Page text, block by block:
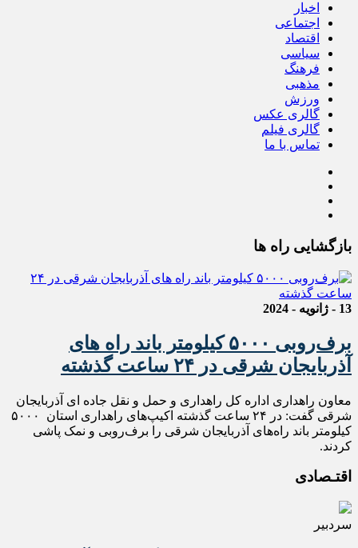
اخبار
اجتماعی
اقتصاد
سیاسی
فرهنگ
مذهبی
ورزش
گالری عکس
گالری فیلم
تماس با ما
بازگشایی راه ها
13 - ژانویه - 2024
برف‌روبی ۵۰۰۰ کیلومتر باند راه های
آذربایجان شرقی در ۲۴ ساعت گذشته
معاون راهداری اداره کل راهداری و حمل و نقل جاده ای آذربایجان
شرقی گفت: در ۲۴ ساعت گذشته اکیپ‌های راهداری استان ۵۰۰۰
کیلومتر باند راه‌های آذربایجان شرقی را برف‌روبی و نمک پاشی
کردند.
اقتـصادی
سردبیر